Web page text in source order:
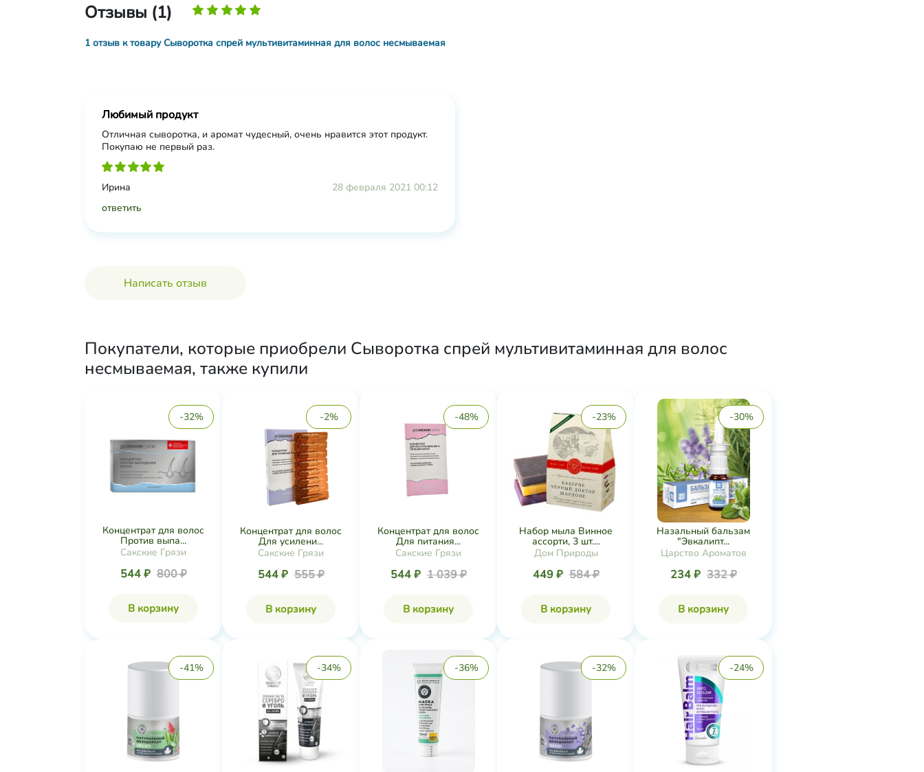
Отзывы (1)
1 отзыв к товару Сыворотка спрей мультивитаминная для волос несмываемая
Любимый продукт
Отличная сыворотка, и аромат чудесный, очень нравится этот продукт.
Покупаю не первый раз.
Ирина
28 февраля 2021 00:12
ответить
Написать отзыв
Покупатели, которые приобрели Сыворотка спрей мультивитаминная для волос
несмываемая, также купили
-32%
Концентрат для волос
Против выпа...
Сакские Грязи
544 ₽ 800 ₽
В корзину
-2%
Концентрат для волос
Для усилени...
Сакские Грязи
544 ₽ 555 ₽
В корзину
-48%
Концентрат для волос
Для питания...
Сакские Грязи
544 ₽ 1 039 ₽
В корзину
-23%
Набор мыла Винное
ассорти, 3 шт....
Дом Природы
449 ₽ 584 ₽
В корзину
-30%
Назальный бальзам
"Эвкалипт...
Царство Ароматов
234 ₽ 332 ₽
В корзину
-41% -34% -36% -32% -24%